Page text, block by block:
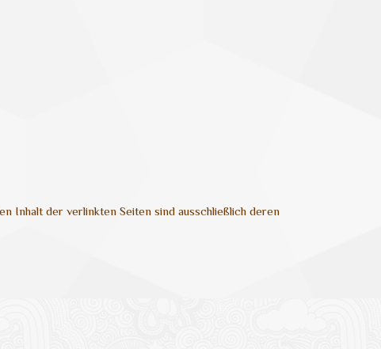
Inhalt der verlinkten Seiten sind ausschließlich deren